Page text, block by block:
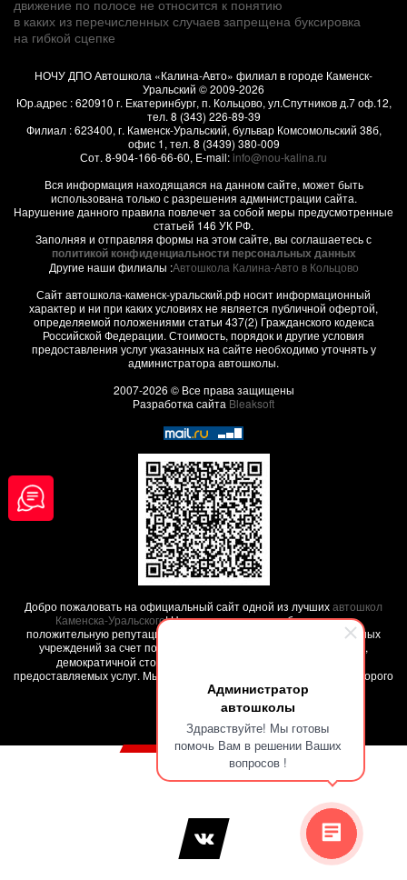
Администратор
автошколы
Здравствуйте! Мы готовы
помочь Вам в решении Ваших
вопросов !
движение по полосе не относится к понятию
в каких из перечисленных случаев запрещена буксировка
на гибкой сцепке
НОЧУ ДПО Автошкола «Калина-Авто» филиал в городе Каменск-
Уральский © 2009-2026
Юр.адрес :620910 г. Екатеринбург, п. Кольцово, ул.Спутников д.7 оф.12,
тел. 8 (343) 226-89-39
Филиал :623400, г. Каменск-Уральский, бульвар Комсомольский 38б,
офис 1, тел. 8 (3439) 380-009
Сот. 8-904-166-66-60, E-mail:info@nou-kalina.ru
Вся информация находящаяся на данном сайте, может быть
использована только с разрешения администрации сайта.
Нарушение данного правила повлечет за собой меры предусмотренные
статьей 146 УК РФ.
Заполняя и отправляя формы на этом сайте, вы соглашаетесь с
политикой конфиденциальности персональных данных
Другие наши филиалы :Автошкола Калина-Авто в Кольцово
Сайт автошкола-каменск-уральский.рф носит информационный
характер и ни при каких условиях не является публичной офертой,
определяемой положениями статьи 437(2) Гражданского кодекса
Российской Федерации. Стоимость, порядок и другие условия
предоставления услуг указанных на сайте необходимо уточнять у
администратора автошколы.
2007-2026 © Все права защищены
Разработка сайта Bleaksoft
Добро пожаловать на официальный сайт одной из лучшихавтошкол
Каменска-Уральского! Наша автошкола заработала свою
положительную репутацию среди других похожих образовательных
учреждений за счет положительных
,
демократичной стоимости обучения и высокого качества
предоставляемых услуг. Мы поможем вам обучиться на права - недорого
и качественно !